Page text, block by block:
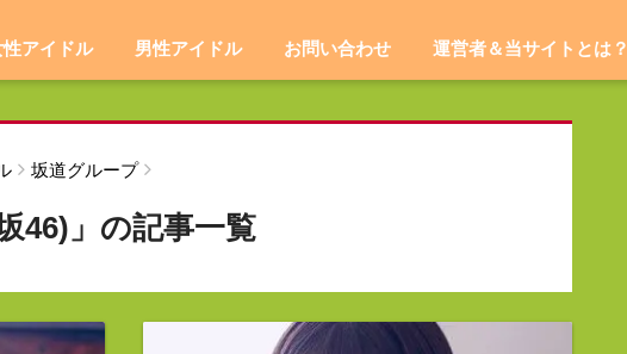
性アイドル 男性アイドル お問い合わせ 運営者＆当サイトとは？
坂道グループ
46)」の記事一覧